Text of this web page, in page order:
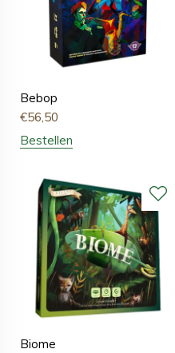
Bebop
€56,50
Bestellen
Biome